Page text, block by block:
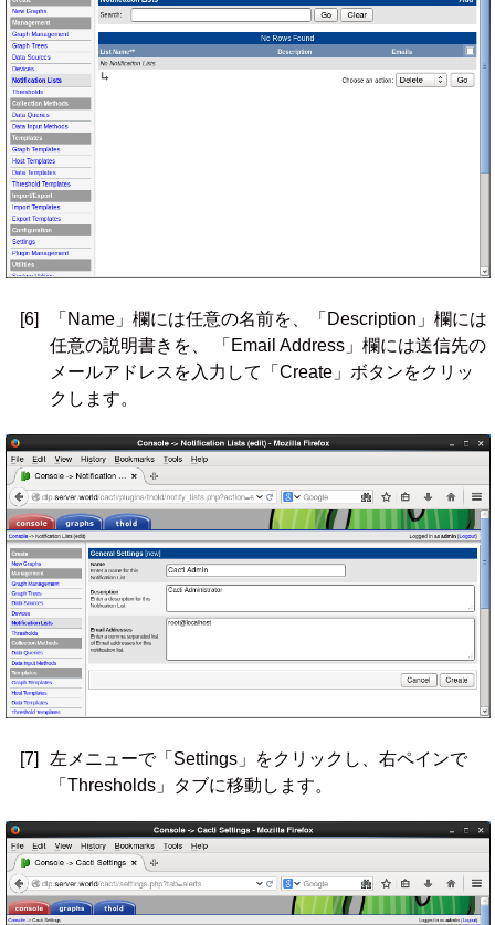
[6]
「Name」欄には任意の名前を、「Description」欄には
任意の説明書きを、 「Email Address」欄には送信先の
メールアドレスを入力して「Create」ボタンをクリッ
クします。
[7]
左メニューで「Settings」をクリックし、右ペインで
「Thresholds」タブに移動します。